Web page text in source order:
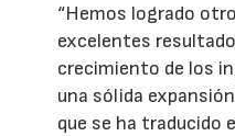
“Hemos logrado
excelentes
crecimiento de los
una sólida
que se ha traducido